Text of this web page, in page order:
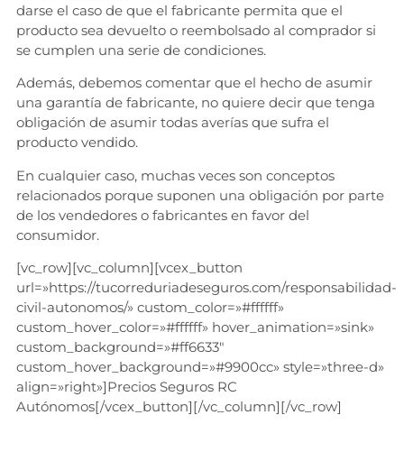
darse el caso de que el fabricante permita que el
producto sea devuelto o reembolsado al comprador si
se cumplen una serie de condiciones.
Además, debemos comentar que el hecho de asumir
una garantía de fabricante, no quiere decir que tenga
obligación de asumir todas averías que sufra el
producto vendido.
En cualquier caso, muchas veces son conceptos
relacionados porque suponen una obligación por parte
de los vendedores o fabricantes en favor del
consumidor.
[vc_row][vc_column][vcex_button
url=»https://tucorreduriadeseguros.com/responsabilidad-
civil-autonomos/» custom_color=»#ffffff»
custom_hover_color=»#ffffff» hover_animation=»sink»
custom_background=»#ff6633″
custom_hover_background=»#9900cc» style=»three-d»
align=»right»]Precios Seguros RC
Autónomos[/vcex_button][/vc_column][/vc_row]